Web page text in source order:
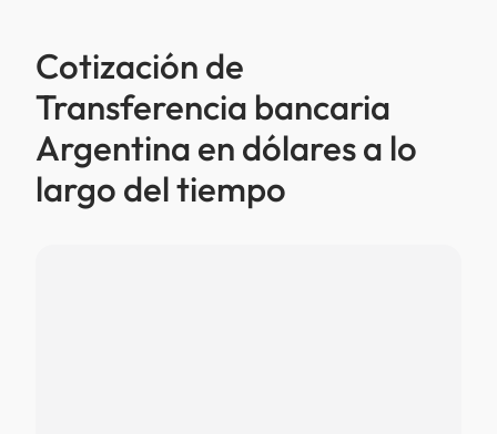
Cotización de
Transferencia bancaria
Argentina en dólares a lo
largo del tiempo